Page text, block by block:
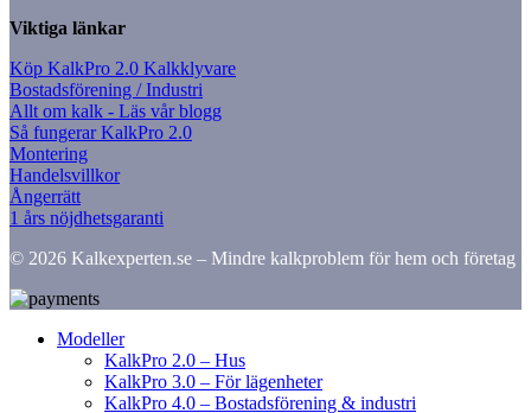
Viktiga länkar
Köp KalkPro 2.0 Kalkklyvare
Bostadsförening / Industri
Allt om kalk - Läs vår blogg
Så fungerar KalkPro 2.0
Montering
Handelsvillkor
Ångerrätt
1 års nöjdhetsgaranti
© 2026 Kalkexperten.se – Mindre kalkproblem för hem och företag
Modeller
KalkPro 2.0 – Hus
KalkPro 3.0 – För lägenheter
KalkPro 4.0 – Bostadsförening & industri